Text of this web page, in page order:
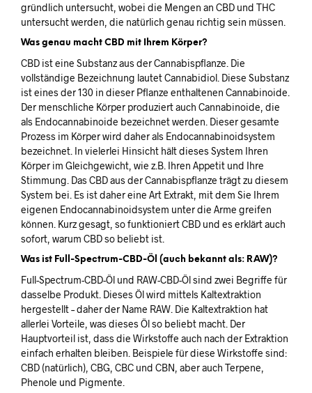
gründlich untersucht, wobei die Mengen an CBD und THC
untersucht werden, die natürlich genau richtig sein müssen.
Was genau macht CBD mit Ihrem Körper?
CBD ist eine Substanz aus der Cannabispflanze. Die
vollständige Bezeichnung lautet Cannabidiol. Diese Substanz
ist eines der 130 in dieser Pflanze enthaltenen Cannabinoide.
Der menschliche Körper produziert auch Cannabinoide, die
als Endocannabinoide bezeichnet werden. Dieser gesamte
Prozess im Körper wird daher als Endocannabinoidsystem
bezeichnet. In vielerlei Hinsicht hält dieses System Ihren
Körper im Gleichgewicht, wie z.B. Ihren Appetit und Ihre
Stimmung. Das CBD aus der Cannabispflanze trägt zu diesem
System bei. Es ist daher eine Art Extrakt, mit dem Sie Ihrem
eigenen Endocannabinoidsystem unter die Arme greifen
können. Kurz gesagt, so funktioniert CBD und es erklärt auch
sofort, warum CBD so beliebt ist.
Was ist Full-Spectrum-CBD-Öl (auch bekannt als: RAW)?
Full-Spectrum-CBD-Öl und RAW-CBD-Öl sind zwei Begriffe für
dasselbe Produkt. Dieses Öl wird mittels Kaltextraktion
hergestellt – daher der Name RAW. Die Kaltextraktion hat
allerlei Vorteile, was dieses Öl so beliebt macht. Der
Hauptvorteil ist, dass die Wirkstoffe auch nach der Extraktion
einfach erhalten bleiben. Beispiele für diese Wirkstoffe sind:
CBD (natürlich), CBG, CBC und CBN, aber auch Terpene,
Phenole und Pigmente.